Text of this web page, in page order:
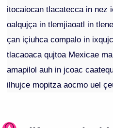
itocaiocan tlacatecca in nez
oalqujça in tlemjiaoatl in
çan içiuhca compalo in
tlacaoaca qujtoa Mexicae
amapilol auh in jcoac
ilhujce mopitza aocmo uel